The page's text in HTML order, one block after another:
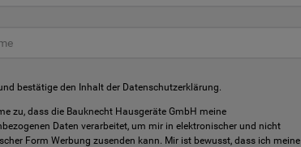
bestätige den Inhalt der Datenschutzerklärung.
zu, dass die Bauknecht Hausgeräte GmbH meine
Daten verarbeitet, um mir in elektronischer und nicht
Form Werbung zusenden kann. Mir ist bewusst, dass ich meine